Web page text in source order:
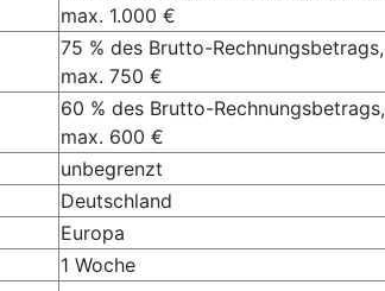
max. 1.000 €
75 % des Brutto-Rechnungsbetrags,
max. 750 €
60 % des Brutto-Rechnungsbetrags,
max. 600 €
unbegrenzt
Deutschland
Europa
1 Woche